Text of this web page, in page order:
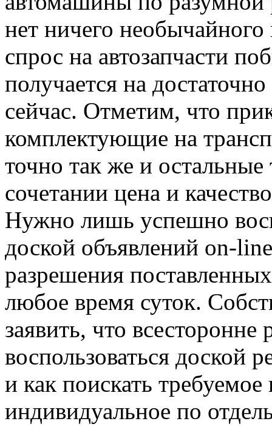
нет ничего
спрос на автозапчасти
получается на
сейчас. Отметим, что
комплектующие на
точно так же и
сочетании цена и
Нужно лишь успешно
доской объявлений on-
разрешения
любое время суток.
заявить, что всесторонне
воспользоваться доской
и как поискать
индивидуальное по